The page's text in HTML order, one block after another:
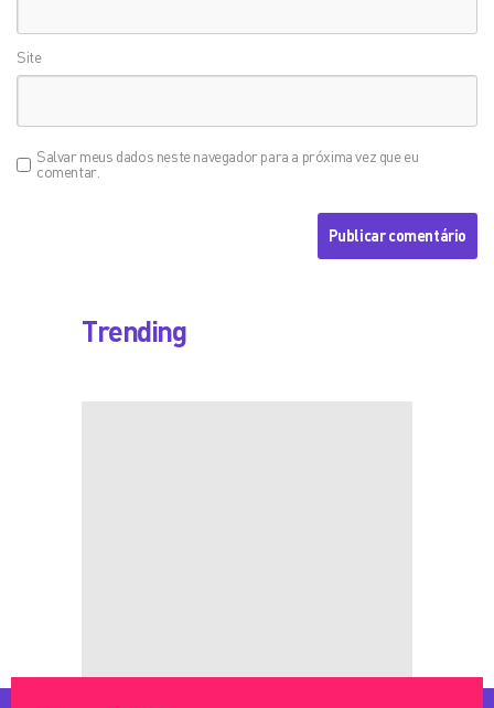
Site
Salvar meus dados neste navegador para a próxima vez que eu
comentar.
Trending